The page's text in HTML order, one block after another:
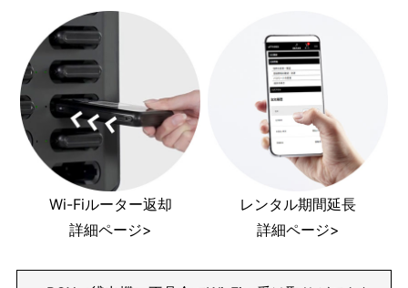
Wi-Fiルーター返却
詳細ページ>
レンタル期間延長
詳細ページ>